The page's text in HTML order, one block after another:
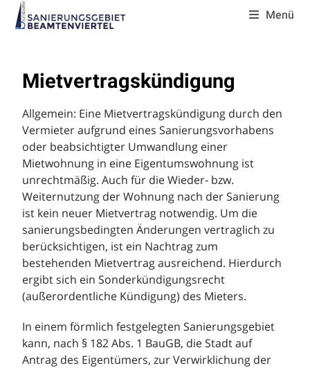
Menü
Mietvertragskündigung
Allgemein: Eine Mietvertragskündigung durch den
Vermieter aufgrund eines Sanierungsvorhabens
oder beabsichtigter Umwandlung einer
Mietwohnung in eine Eigentumswohnung ist
unrechtmäßig. Auch für die Wieder- bzw.
Weiternutzung der Wohnung nach der Sanierung
ist kein neuer Mietvertrag notwendig. Um die
sanierungsbedingten Änderungen vertraglich zu
berücksichtigen, ist ein Nachtrag zum
bestehenden Mietvertrag ausreichend. Hierdurch
ergibt sich ein Sonderkündigungsrecht
(außerordentliche Kündigung) des Mieters.
In einem förmlich festgelegten Sanierungsgebiet
kann, nach § 182 Abs. 1 BauGB, die Stadt auf
Antrag des Eigentümers, zur Verwirklichung der